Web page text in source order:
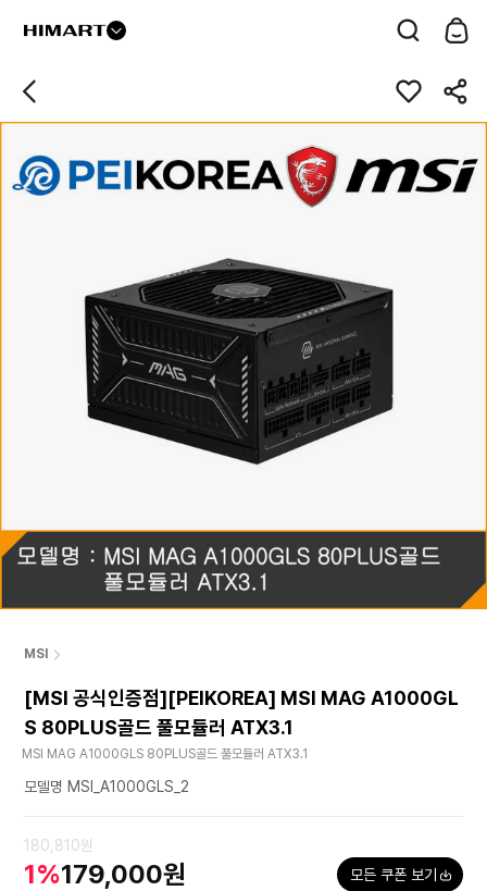
MSI
[MSI 공식인증점][PEIKOREA] MSI MAG A1000GL
S 80PLUS골드 풀모듈러 ATX3.1
MSI MAG A1000GLS 80PLUS골드 풀모듈러 ATX3.1
모델명 MSI_A1000GLS_2
180,810원
1%179,000원 모든 쿠폰 보기